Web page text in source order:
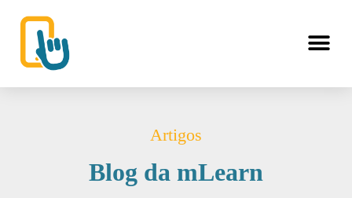
Artigos
Blog da mLearn